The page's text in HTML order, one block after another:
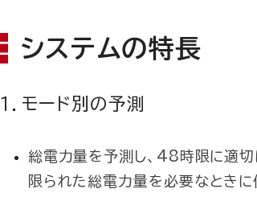
システムの特長
１．モード別の予測
総電力量を予測し、 48時限に適切
限られた総電力量を必要なときに